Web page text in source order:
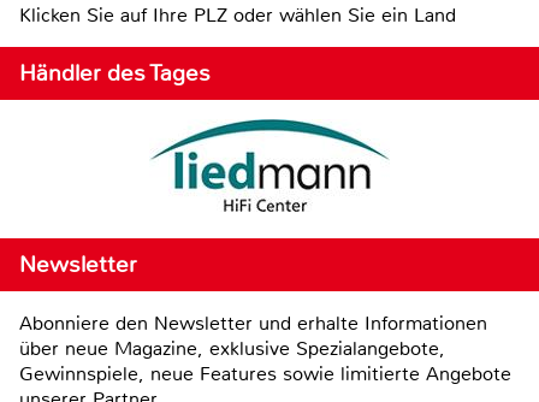
Klicken Sie auf Ihre PLZ oder wählen Sie ein Land
Händler des Tages
Newsletter
Abonniere den Newsletter und erhalte Informationen
über neue Magazine, exklusive Spezialangebote,
Gewinnspiele, neue Features sowie limitierte Angebote